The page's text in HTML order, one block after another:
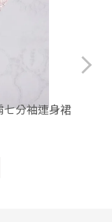
七分袖連身裙